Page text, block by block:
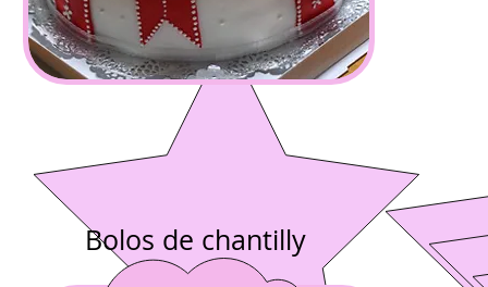
Bolos de chantilly